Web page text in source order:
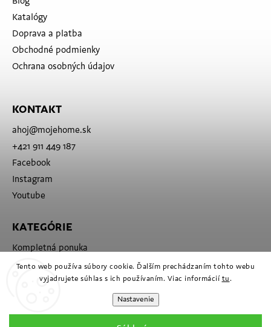
Tento web používa súbory cookie. Ďalším prechádzaním tohto webu
vyjadrujete súhlas s ich používaním. Viac informácií tu.
Nastavenie
Katalógy
Doprava a platba
Obchodné podmienky
Ochrana osobných údajov
KONTAKT
ahoj@mojehome.sk
+421 911 449 187
Facebook
Instagram
Youtube
KATEGÓRIE
Kompletná ponuka
Značky